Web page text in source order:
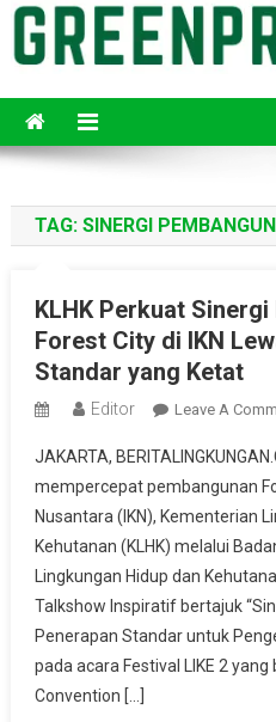
TAG: SINERGI
KLHK Perkuat
Forest City di IKN
Standar yang Ketat
Editor Leave A
JAKARTA,
mempercepat pembangunan
Nusantara (IKN), Kementerian
Kehutanan (KLHK) melalui
Lingkungan Hidup dan
Talkshow Inspiratif bertajuk
Penerapan Standar untuk
pada acara Festival LIKE 2
Convention […]